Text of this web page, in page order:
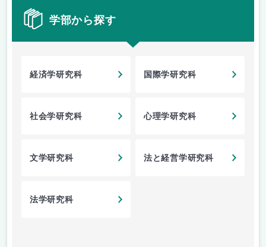
学部から探す
経済学研究科 国際学研究科
社会学研究科 心理学研究科
文学研究科 法と経営学研究科
法学研究科